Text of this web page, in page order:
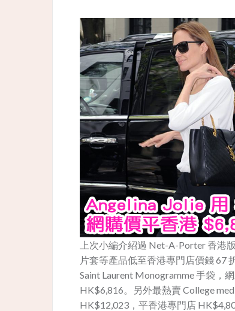
上次小編介紹過 Net-A-Porter 香港
片套等產品低至香港專門店價錢 67
Saint Laurent Monogramme 手袋，
HK$6,816。另外最熱賣 College
HK$12,023，平香港專門店